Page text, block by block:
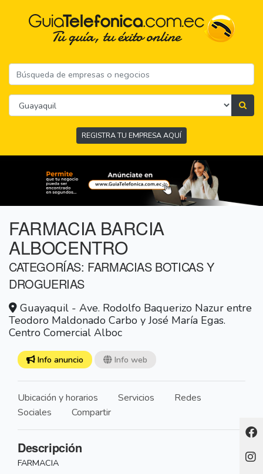
REGISTRA TU EMPRESA AQUÍ
FARMACIA BARCIA
ALBOCENTRO
CATEGORÍAS: FARMACIAS BOTICAS Y
DROGUERIAS
Guayaquil - Ave. Rodolfo Baquerizo Nazur entre
Teodoro Maldonado Carbo y José María Egas.
Centro Comercial Alboc
Info anuncio Info web
Ubicación y horarios Servicios
Redes
Sociales
Compartir
Descripción
FARMACIA